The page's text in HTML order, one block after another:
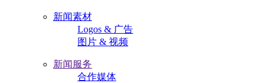
新闻素材
Logos & 广告
图片 & 视频
新闻服务
合作媒体